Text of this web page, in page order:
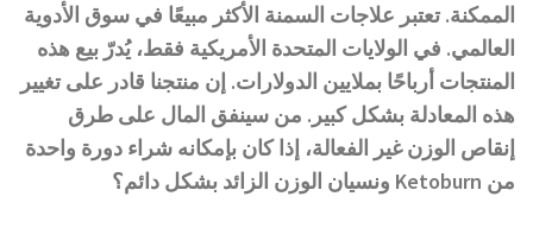
الممكنة. تعتبر علاجات السمنة الأكثر مبيعًا في سوق الأدوية
العالمي. في الولايات المتحدة الأمريكية فقط، يُدرّ بيع هذه
المنتجات أرباحًا بملايين الدولارات. إن منتجنا قادر على تغيير
هذه المعادلة بشكل كبير. من سينفق المال على طرق
إنقاص الوزن غير الفعالة، إذا كان بإمكانه شراء دورة واحدة
من Ketoburn ونسيان الوزن الزائد بشكل دائم؟